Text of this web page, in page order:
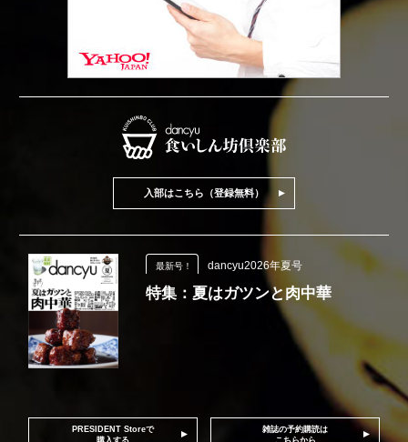
入部はこちら（登録無料）
最新号！ dancyu2026年夏号
特集：夏はガツンと肉中華
PRESIDENT Storeで
購入する
雑誌の予約購読は
こちらから